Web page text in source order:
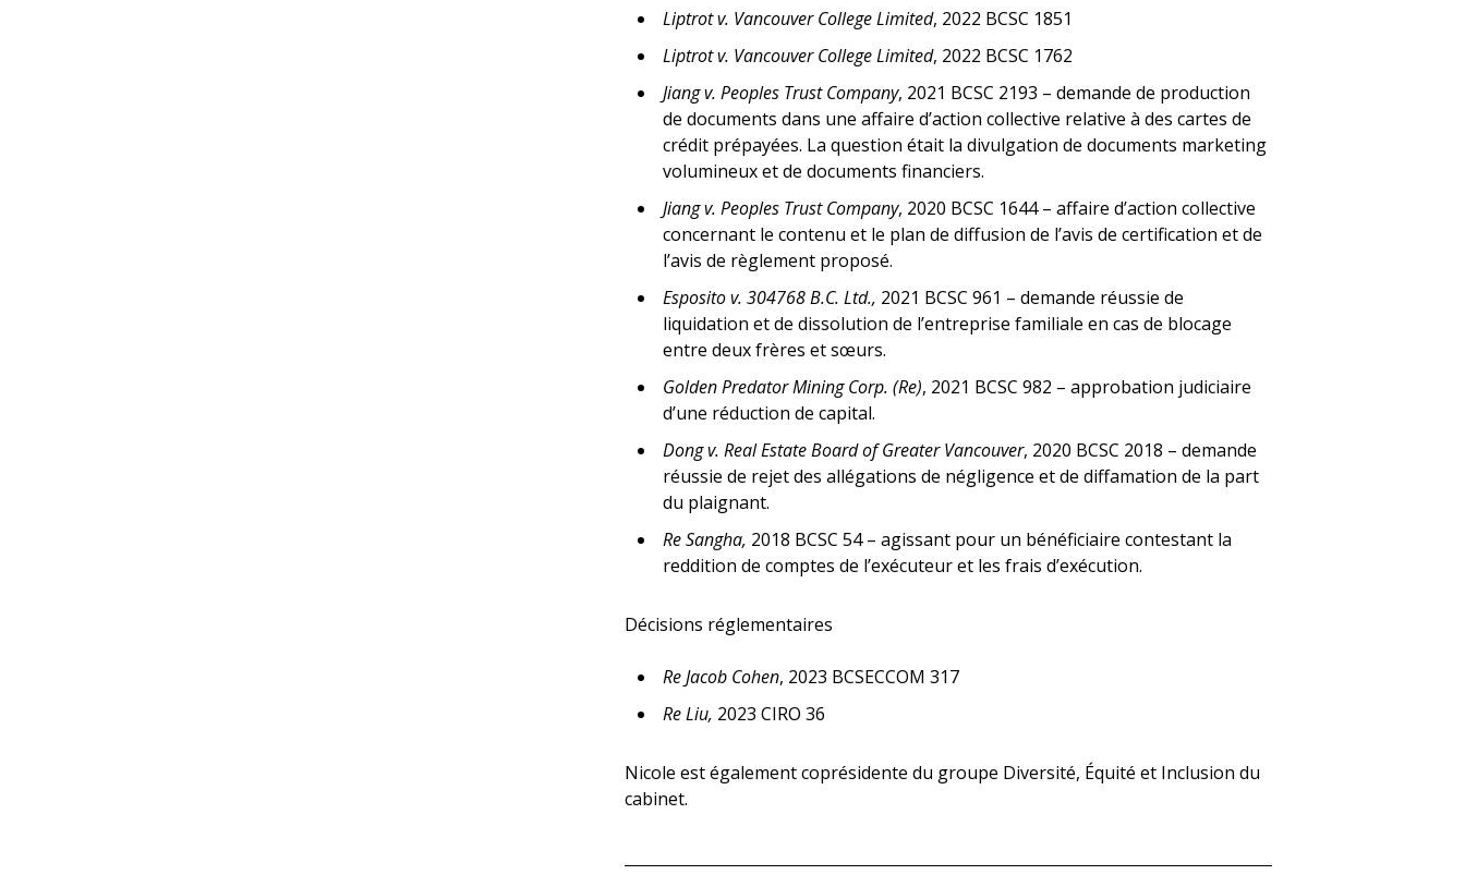
Liptrot v. Vancouver College Limited, 2022 BCSC 1851
Liptrot v. Vancouver College Limited, 2022 BCSC 1762
Jiang v. Peoples Trust Company, 2021 BCSC 2193 – demande de production
de documents dans une affaire d’action collective relative à des cartes de
crédit prépayées. La question était la divulgation de documents marketing
volumineux et de documents financiers.
Jiang v. Peoples Trust Company, 2020 BCSC 1644 – affaire d’action collective
concernant le contenu et le plan de diffusion de l’avis de certification et de
l’avis de règlement proposé.
Esposito v. 304768 B.C. Ltd., 2021 BCSC 961 – demande réussie de
liquidation et de dissolution de l’entreprise familiale en cas de blocage
entre deux frères et sœurs.
Golden Predator Mining Corp. (Re), 2021 BCSC 982 – approbation judiciaire
d’une réduction de capital.
Dong v. Real Estate Board of Greater Vancouver, 2020 BCSC 2018 – demande
réussie de rejet des allégations de négligence et de diffamation de la part
du plaignant.
Re Sangha, 2018 BCSC 54 – agissant pour un bénéficiaire contestant la
reddition de comptes de l’exécuteur et les frais d’exécution.
Décisions réglementaires
Re Jacob Cohen, 2023 BCSECCOM 317
Re Liu, 2023 CIRO 36
Nicole est également coprésidente du groupe Diversité, Équité et Inclusion du
cabinet.